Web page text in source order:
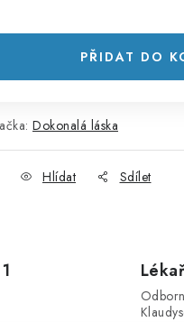
PŘIDAT DO
Dokonalá láska
Hlídat Sdílet